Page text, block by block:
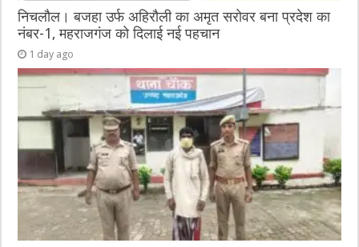
निचलौल। बजहा उर्फ अहिरौली का अमृत सरोवर बना प्रदेश का
नंबर-1, महराजगंज को दिलाई नई पहचान
1 day ago